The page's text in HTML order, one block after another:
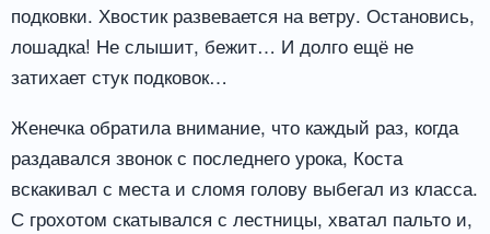
подковки. Хвостик развевается на ветру. Остановись,
лошадка! Не слышит, бежит… И долго ещё не
затихает стук подковок…
Женечка обратила внимание, что каждый раз, когда
раздавался звонок с последнего урока, Коста
вскакивал с места и сломя голову выбегал из класса.
С грохотом скатывался с лестницы, хватал пальто и,